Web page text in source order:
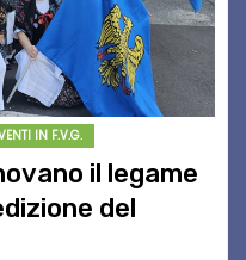
IN F.V.G.
il legame
del